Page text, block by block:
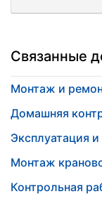
Связанные
Монтаж и
Домашняя
Эксплуатация
Монтаж
Контрольная